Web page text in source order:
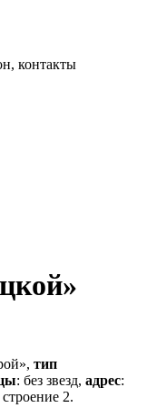
контакты
тип
: без звезд, адрес:
2.